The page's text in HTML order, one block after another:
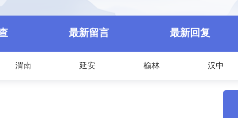
最新留言 最新回复
渭南 延安 榆林 汉中